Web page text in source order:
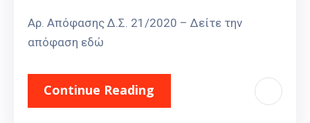
Αρ. Απόφασης Δ.Σ. 21/2020 – Δείτε την
απόφαση εδώ
Continue Reading